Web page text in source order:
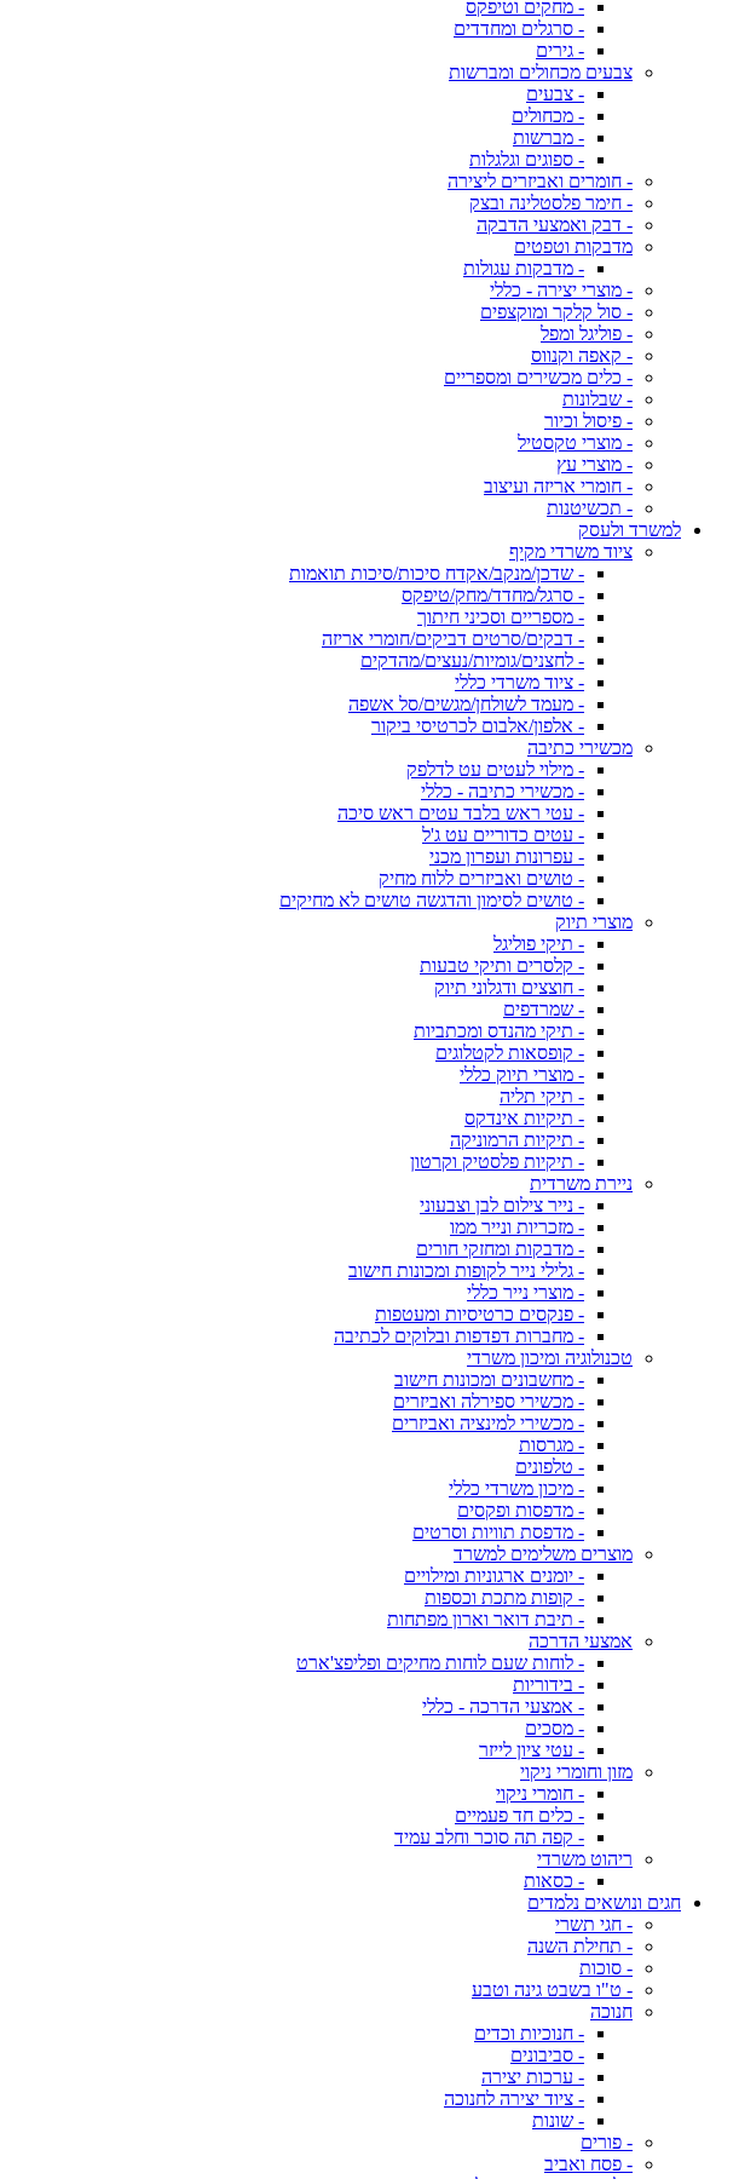
- מחקים וטיפקס
- סרגלים ומחדדים
- גירים
צבעים מכחולים ומברשות
- צבעים
- מכחולים
- מברשות
- ספוגים וגלגלות
- חומרים ואביזרים ליצירה
- חימר פלסטלינה ובצק
- דבק ואמצעי הדבקה
מדבקות וטפטים
- מדבקות עגולות
- מוצרי יצירה - כללי
- סול קלקר ומוקצפים
- פוליגל ומפל
- קאפה וקנווס
- כלים מכשירים ומספריים
- שבלונות
- פיסול וכיור
- מוצרי טקסטיל
- מוצרי עץ
- חומרי אריזה ועיצוב
- תכשיטנות
למשרד ולעסק
ציוד משרדי מקיף
- שדכן/מנקב/אקדח סיכות/סיכות תואמות
- סרגל/מחדד/מחק/טיפקס
- מספריים וסכיני חיתוך
- דבקים/סרטים דביקים/חומרי אריזה
- לחצנים/גומיות/נעצים/מהדקים
- ציוד משרדי כללי
- מעמד לשולחן/מגשים/סל אשפה
- אלפון/אלבום לכרטיסי ביקור
מכשירי כתיבה
- מילוי לעטים עט לדלפק
- מכשירי כתיבה - כללי
- עטי ראש בלבד עטים ראש סיכה
- עטים כדוריים עט ג'ל
- עפרונות ועפרון מכני
- טושים ואביזרים ללוח מחיק
- טושים לסימון והדגשה טושים לא מחיקים
מוצרי תיוק
- תיקי פוליגל
- קלסרים ותיקי טבעות
- חוצצים ודגלוני תיוק
- שמרדפים
- תיקי מהנדס ומכתביות
- קופסאות לקטלוגים
- מוצרי תיוק כללי
- תיקי תליה
- תיקיות אינדקס
- תיקיות הרמוניקה
- תיקיות פלסטיק וקרטון
ניירת משרדית
- נייר צילום לבן וצבעוני
- מזכריות ונייר ממו
- מדבקות ומחזקי חורים
- גלילי נייר לקופות ומכונות חישוב
- מוצרי נייר כללי
- פנקסים כרטיסיות ומעטפות
- מחברות דפדפות ובלוקים לכתיבה
טכנולוגיה ומיכון משרדי
- מחשבונים ומכונות חישוב
- מכשירי ספירלה ואביזרים
- מכשירי למינציה ואביזרים
- מגרסות
- טלפונים
- מיכון משרדי כללי
- מדפסות ופקסים
- מדפסת תוויות וסרטים
מוצרים משלימים למשרד
- יומנים ארגוניות ומילויים
- קופות מתכת וכספות
- תיבת דואר וארון מפתחות
אמצעי הדרכה
- לוחות שעם לוחות מחיקים ופליפצ'ארט
- בידוריות
- אמצעי הדרכה - כללי
- מסכים
- עטי ציון לייזר
מזון וחומרי ניקוי
- חומרי ניקוי
- כלים חד פעמיים
- קפה תה סוכר וחלב עמיד
ריהוט משרדי
- כסאות
חגים ונושאים נלמדים
- חגי תשרי
- תחילת השנה
- סוכות
- ט"ו בשבט גינה וטבע
חנוכה
- חנוכיות וכדים
- סביבונים
- ערכות יצירה
- ציוד יצירה לחנוכה
- שונות
- פורים
- פסח ואביב